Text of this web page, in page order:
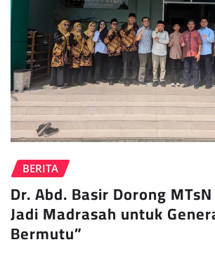
BERITA
Dr. Abd. Basir Dorong
Jadi Madrasah untuk
Bermutu”